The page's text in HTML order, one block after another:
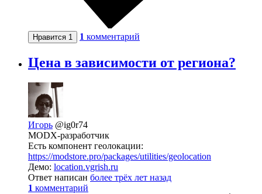
Нравится 1 1 комментарий
Цена в зависимости от региона?
Игорь @ig0r74
MODX-разработчик
Есть компонент геолокации:
https://modstore.pro/packages/utilities/geolocation
Демо: location.vgrish.ru
Ответ написан более трёх лет назад
1 комментарий